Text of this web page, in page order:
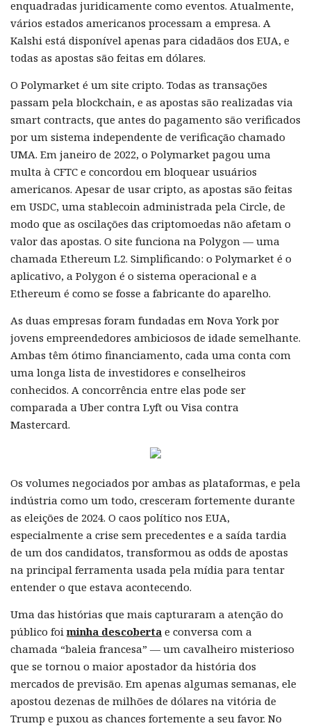
enquadradas juridicamente como eventos. Atualmente,
vários estados americanos processam a empresa. A
Kalshi está disponível apenas para cidadãos dos EUA, e
todas as apostas são feitas em dólares.
O Polymarket é um site cripto. Todas as transações
passam pela blockchain, e as apostas são realizadas via
smart contracts, que antes do pagamento são verificados
por um sistema independente de verificação chamado
UMA. Em janeiro de 2022, o Polymarket pagou uma
multa à CFTC e concordou em bloquear usuários
americanos. Apesar de usar cripto, as apostas são feitas
em USDC, uma stablecoin administrada pela Circle, de
modo que as oscilações das criptomoedas não afetam o
valor das apostas. O site funciona na Polygon — uma
chamada Ethereum L2. Simplificando: o Polymarket é o
aplicativo, a Polygon é o sistema operacional e a
Ethereum é como se fosse a fabricante do aparelho.
As duas empresas foram fundadas em Nova York por
jovens empreendedores ambiciosos de idade semelhante.
Ambas têm ótimo financiamento, cada uma conta com
uma longa lista de investidores e conselheiros
conhecidos. A concorrência entre elas pode ser
comparada a Uber contra Lyft ou Visa contra
Mastercard.
Os volumes negociados por ambas as plataformas, e pela
indústria como um todo, cresceram fortemente durante
as eleições de 2024. O caos político nos EUA,
especialmente a crise sem precedentes e a saída tardia
de um dos candidatos, transformou as odds de apostas
na principal ferramenta usada pela mídia para tentar
entender o que estava acontecendo.
Uma das histórias que mais capturaram a atenção do
público foiminha descoberta e conversa com a
chamada “baleia francesa” — um cavalheiro misterioso
que se tornou o maior apostador da história dos
mercados de previsão. Em apenas algumas semanas, ele
apostou dezenas de milhões de dólares na vitória de
Trump e puxou as chances fortemente a seu favor. No